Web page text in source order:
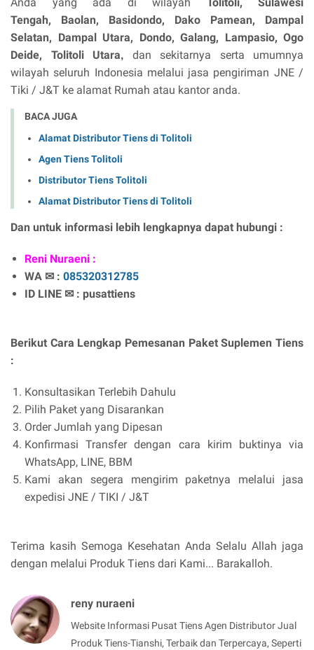
Tengah, Baolan, Basidondo, Dako Pamean, Dampal
Selatan, Dampal Utara, Dondo, Galang, Lampasio, Ogo
Deide, Tolitoli Utara, dan sekitarnya serta umumnya
wilayah seluruh Indonesia melalui jasa pengiriman JNE /
Tiki / J&T ke alamat Rumah atau kantor anda.
BACA JUGA
Alamat Distributor Tiens di Tolitoli
Agen Tiens Tolitoli
Distributor Tiens Tolitoli
Alamat Distributor Tiens di Tolitoli
Dan untuk informasi lebih lengkapnya dapat hubungi :
Reni Nuraeni :
WA ✉ : 085320312785
ID LINE ✉ : pusattiens
Berikut Cara Lengkap Pemesanan Paket Suplemen Tiens
:
Konsultasikan Terlebih Dahulu
Pilih Paket yang Disarankan
Order Jumlah yang Dipesan
Konfirmasi Transfer dengan cara kirim buktinya via
WhatsApp, LINE, BBM
Kami akan segera mengirim paketnya melalui jasa
expedisi JNE / TIKI / J&T
Terima kasih Semoga Kesehatan Anda Selalu Allah jaga
dengan melalui Produk Tiens dari Kami... Barakalloh.
reny nuraeni
Website Informasi Pusat Tiens Agen Distributor Jual
Produk Tiens-Tianshi, Terbaik dan Terpercaya, Seperti